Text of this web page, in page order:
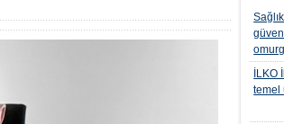
İLKO
temel